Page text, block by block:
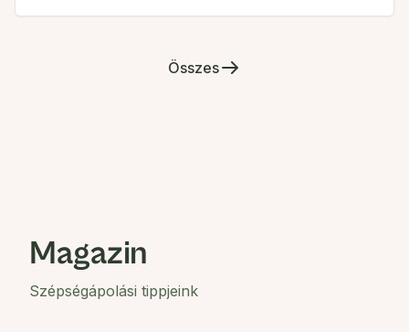
Összes
Magazin
Szépségápolási tippjeink